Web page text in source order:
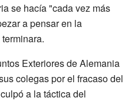
se hacía "cada vez más
a pensar en la
Exteriores de Alemania
colegas por el fracaso del
a la táctica del